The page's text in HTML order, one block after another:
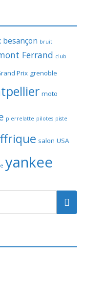
besançon bruit
Ferrand club
Prix grenoble
moto
pierrelatte pilotes piste
salon USA
yankee